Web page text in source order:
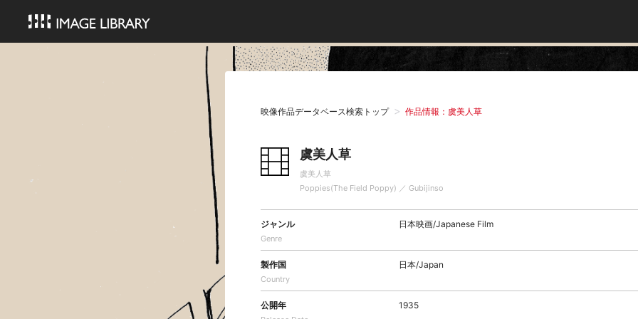
映像作品データベース検索トップ 作品情報：虞美人草
虞美人草
虞美人草
Poppies(The Field Poppy) ／ Gubijinso
ジャンル
Genre
日本映画/Japanese Film
製作国
Country
日本/Japan
公開年 1935